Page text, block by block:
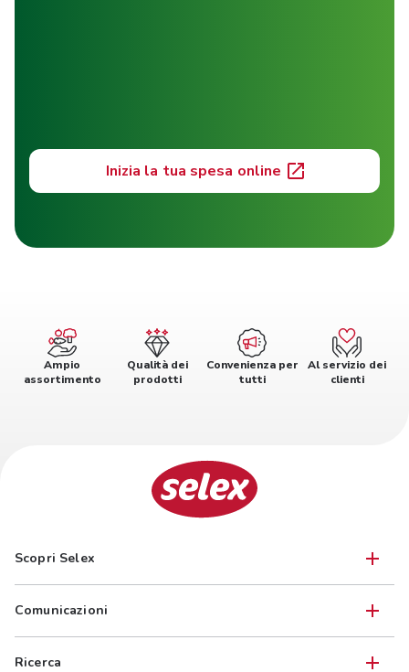
Inizia la tua spesa online
Ampio
assortimento
Qualità dei
prodotti
Convenienza per
tutti
Al servizio dei
clienti
Scopri Selex
Comunicazioni
Ricerca